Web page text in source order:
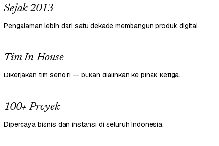
Sejak 2013
Pengalaman lebih dari satu dekade membangun produk digital.
Tim In-House
Dikerjakan tim sendiri — bukan dialihkan ke pihak ketiga.
100+ Proyek
Dipercaya bisnis dan instansi di seluruh Indonesia.